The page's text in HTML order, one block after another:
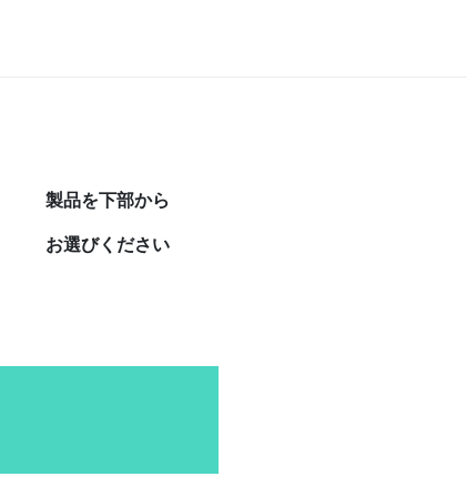
製品を下部から
お選びください